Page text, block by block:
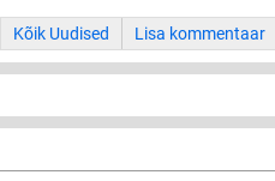
Kõik Uudised Lisa kommentaar